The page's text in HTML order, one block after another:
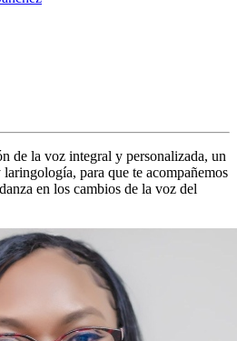
de la voz integral y personalizada, un
para que te acompañemos
en los cambios de la voz del